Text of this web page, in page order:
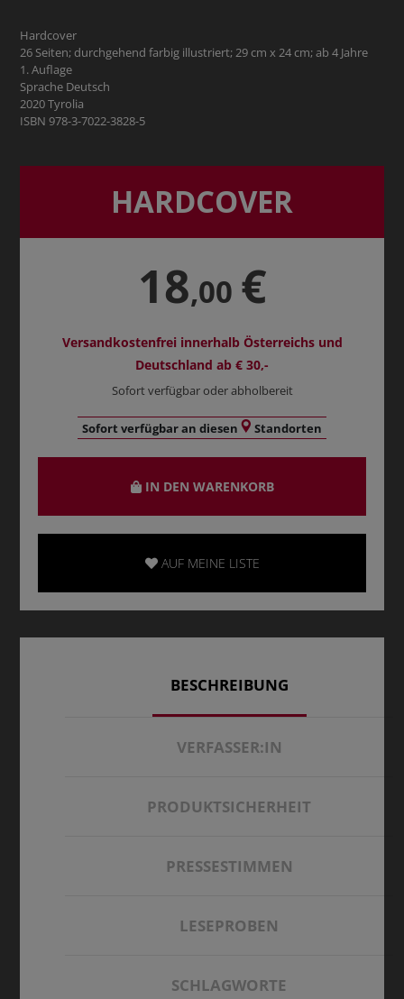
Hardcover
26 Seiten; durchgehend farbig illustriert; 29 cm x 24 cm; ab 4 Jahre
1. Auflage
Sprache Deutsch
2020 Tyrolia
ISBN 978-3-7022-3828-5
HARDCOVER
18,00 €
Versandkostenfrei innerhalb Österreichs und
Deutschland ab € 30,-
Sofort verfügbar oder abholbereit
Sofort verfügbar an diesen Standorten
IN DEN WARENKORB
AUF MEINE LISTE
BESCHREIBUNG
VERFASSER:IN
PRODUKTSICHERHEIT
PRESSESTIMMEN
LESEPROBEN
SCHLAGWORTE